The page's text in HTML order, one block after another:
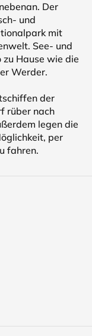
Der
und
mit
See- und
zu Hause wie die
Werder.
der
rüber nach
legen die
per
fahren.